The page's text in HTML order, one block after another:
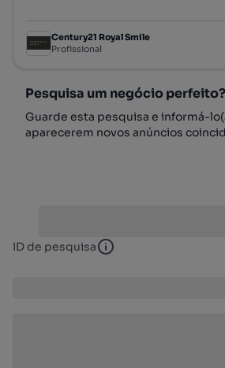
Century21 Royal Smile
Profissional
Pesquisa um negócio perfeito?
Guarde esta pesquisa e informá-
aparecerem novos anúncios
ID de pesquisa ID de pesquisa